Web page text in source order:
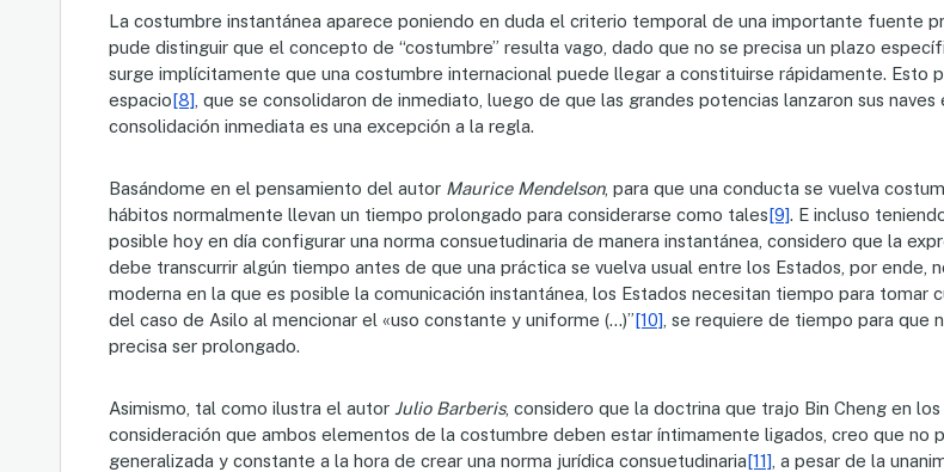
La costumbre instantánea aparece poniendo en duda el criterio temporal de una importante fuente
pude distinguir que el concepto de “costumbre” resulta vago, dado que no se precisa un plazo
surge implícitamente que una costumbre internacional puede llegar a constituirse rápidamente. Esto
espacio[8] , que se consolidaron de inmediato, luego de que las grandes potencias lanzaron sus
consolidación inmediata es una excepción a la regla.
Basándome en el pensamiento del autor Maurice Mendelson, para que una conducta se vuelva
hábitos normalmente llevan un tiempo prolongado para considerarse como tales[9]. E incluso
posible hoy en día configurar una norma consuetudinaria de manera instantánea, considero que la
debe transcurrir algún tiempo antes de que una práctica se vuelva usual entre los Estados, por ende,
moderna en la que es posible la comunicación instantánea, los Estados necesitan tiempo para
del caso de Asilo al mencionar el «uso constante y uniforme (…)”[10] , se requiere de tiempo para que
precisa ser prolongado.
Asimismo, tal como ilustra el autor Julio Barberis, considero que la doctrina que trajo Bin Cheng en
consideración que ambos elementos de la costumbre deben estar íntimamente ligados, creo que no
generalizada y constante a la hora de crear una norma jurídica consuetudinaria[11] , a pesar de la